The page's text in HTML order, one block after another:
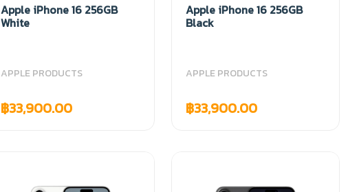
Apple iPhone 16 256GB
White
APPLE PRODUCTS
฿33,900.00
Apple iPhone 16 256GB
Black
APPLE PRODUCTS
฿33,900.00